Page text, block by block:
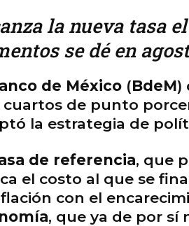
la nueva tasa
se dé en
de México (BdeM)
cuartos de punto
la estrategia de
de referencia, que
el costo al que se
con el
, que ya de por sí